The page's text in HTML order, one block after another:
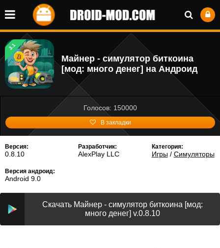
3.1
Майнер - симулятор биткоина
[мод: много денег] на Андроид
Голосов: 150000
В закладки
Версия:
0.8.10
Разработчик:
AlexPlay LLC
Категория:
Игры/ Симуляторы
Версия андроид:
Android 9.0
Скачать Майнер - симулятор биткоина [мод:
много денег] v.0.8.10